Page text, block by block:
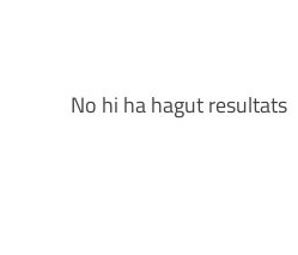
No hi ha hagut resultats